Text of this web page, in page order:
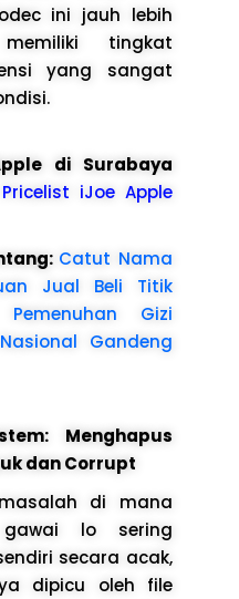
ini jauh lebih
tingkat
yang sangat
di Surabaya
Pricelist iJoe Apple
Catut Nama
Jual Beli Titik
Gizi
Gandeng
Menghapus
dan Corrupt
di mana
gawai lo sering
secara acak,
dipicu oleh file